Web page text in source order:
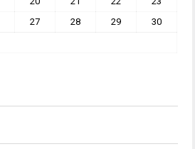
27 28 29
30